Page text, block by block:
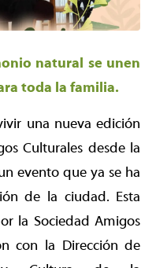
natural se unen
toda la familia.
una nueva edición
Culturales desde la
evento que ya se ha
de la ciudad. Esta
la Sociedad Amigos
con la Dirección de